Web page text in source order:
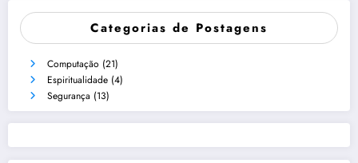
Categorias de Postagens
Computação (21)
Espiritualidade (4)
Segurança (13)